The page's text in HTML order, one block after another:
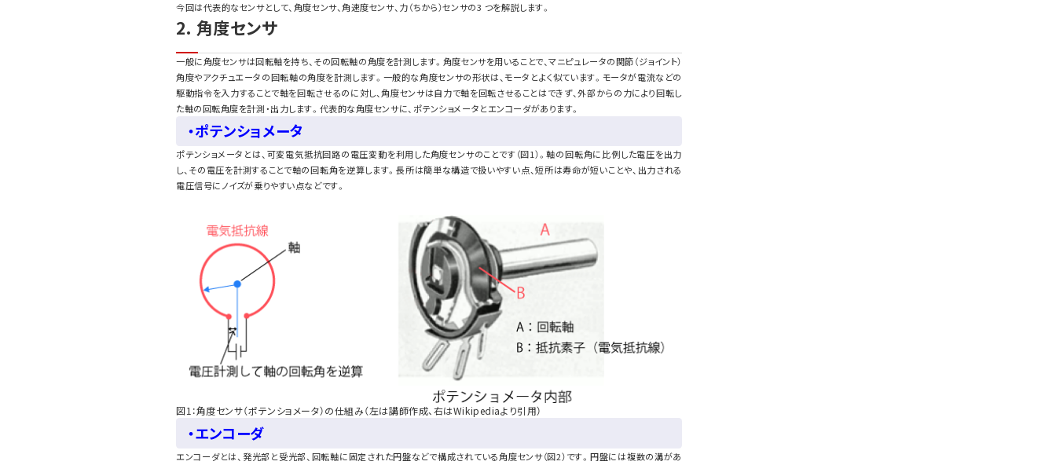
今回は代表的なセンサとして、角度センサ、角速度センサ、力（ちから）センサの3 つを解説します。
2. 角度センサ
一般に角度センサは回転軸を持ち、その回転軸の角度を計測します。角度センサを用いることで、マニピュレータの関節（ジョイント）
角度やアクチュエータの回転軸の角度を計測します。一般的な角度センサの形状は、モータとよく似ています。モータが電流などの
駆動指令を入力することで軸を回転させるのに対し、角度センサは自力で軸を回転させることはできず、外部からの力により回転し
た軸の回転角度を計測・出力します。代表的な角度センサに、ポテンショメータとエンコーダがあります。
・ポテンショメータ
ポテンショメータとは、可変電気抵抗回路の電圧変動を利用した角度センサのことです（図1）。軸の回転角に比例した電圧を出力
し、その電圧を計測することで軸の回転角を逆算します。長所は簡単な構造で扱いやすい点、短所は寿命が短いことや、出力される
電圧信号にノイズが乗りやすい点などです。
図1：角度センサ（ポテンショメータ）の仕組み（左は講師作成、右はWikipediaより引用）
・エンコーダ
エンコーダとは、発光部と受光部、回転軸に固定された円盤などで構成されている角度センサ（図2）です。円盤には複数の溝があ